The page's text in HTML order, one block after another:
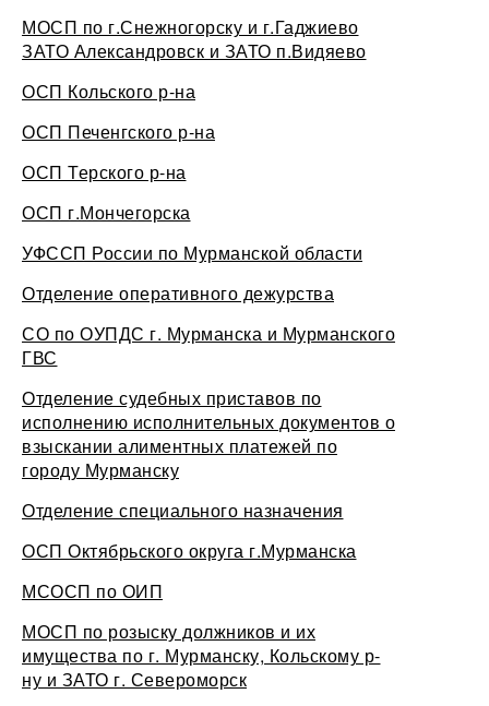
МОСП по г.Снежногорску и г.Гаджиево
ЗАТО Александровск и ЗАТО п.Видяево
ОСП Кольского р-на
ОСП Печенгского р-на
ОСП Терского р-на
ОСП г.Мончегорска
УФССП России по Мурманской области
Отделение оперативного дежурства
СО по ОУПДС г. Мурманска и Мурманского
ГВС
Отделение судебных приставов по
исполнению исполнительных документов о
взыскании алиментных платежей по
городу Мурманску
Отделение специального назначения
ОСП Октябрьского округа г.Мурманска
МСОСП по ОИП
МОСП по розыску должников и их
имущества по г. Мурманску, Кольскому р-
ну и ЗАТО г. Североморск